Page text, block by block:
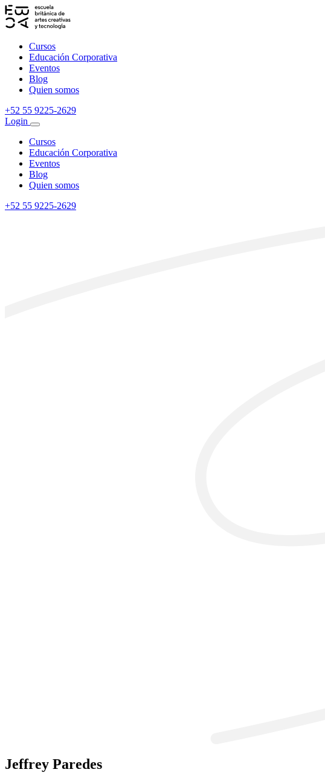
Cursos
Educación Corporativa
Eventos
Blog
Quien somos
+52 55 9225-2629
Login
Cursos
Educación Corporativa
Eventos
Blog
Quien somos
+52 55 9225-2629
Jeffrey Paredes